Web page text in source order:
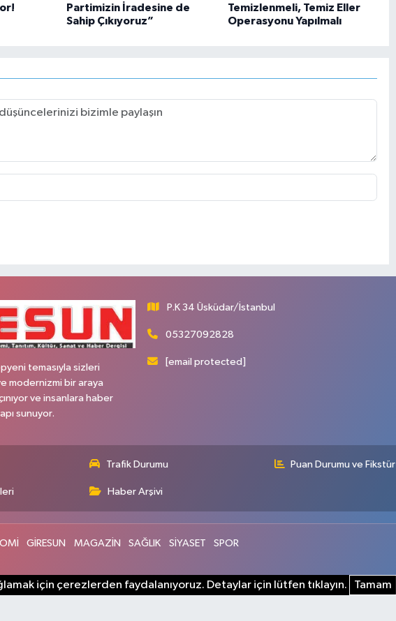
Partimizin İradesine de
Sahip Çıkıyoruz”
Temizlenmeli, Temiz Eller
Operasyonu Yapılmalı
temasıyla sizleri
modernizmi bir araya
ve insanlara haber
sunuyor.
P.K 34 Üsküdar/İstanbul
05327092828
[email protected]
Trafik Durumu Puan Durumu ve Fikstür
Haber Arşivi
GİRESUN MAGAZİN SAĞLIK SİYASET SPOR
için çerezlerden faydalanıyoruz. Detaylar için lütfen tıklayın. Tamam